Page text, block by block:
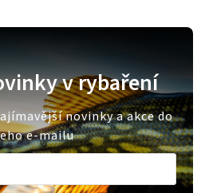
v rybaření
novinky a akce do
e-mailu